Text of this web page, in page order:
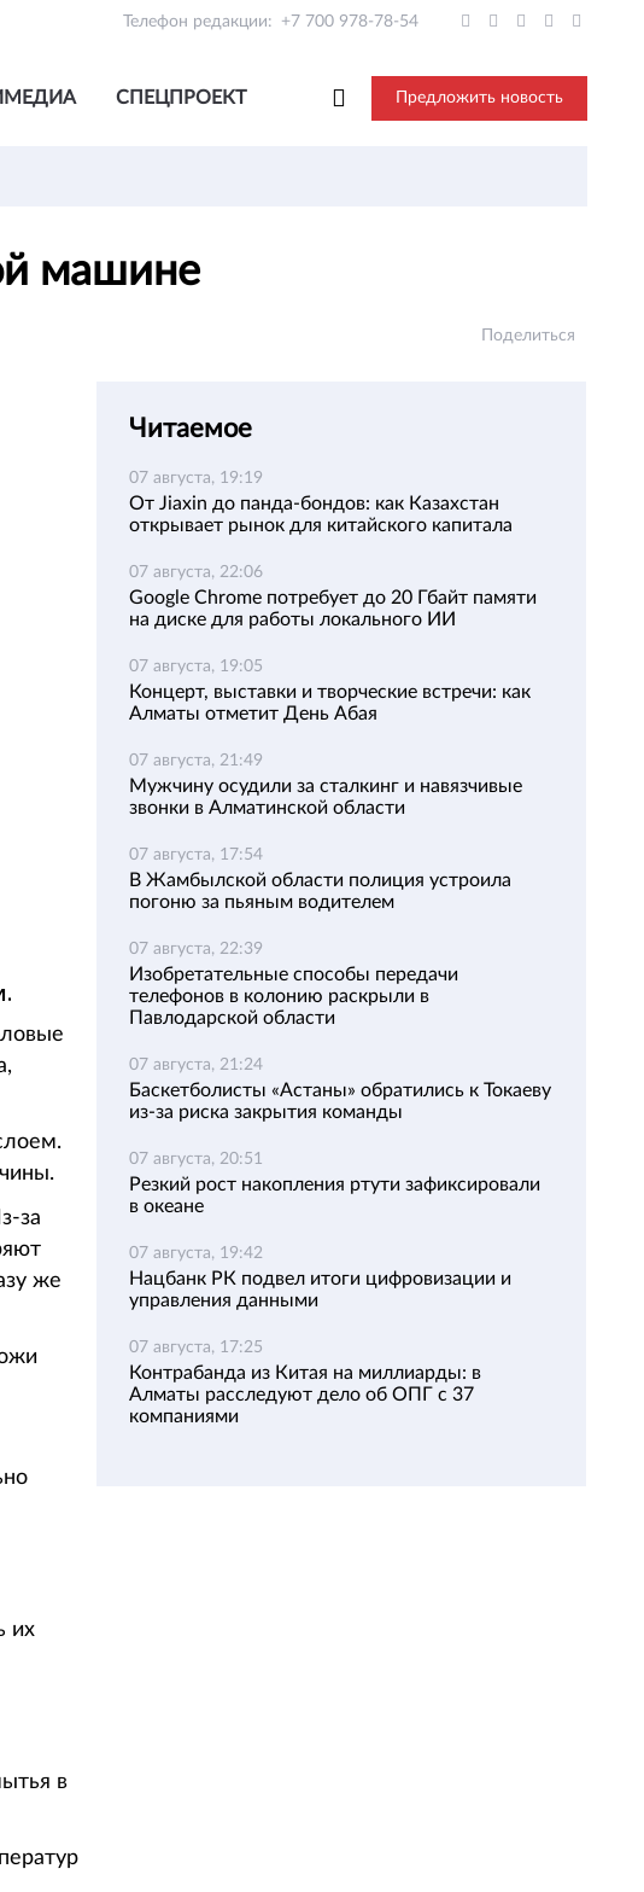
Телефон редакции: +7 700 978-78-54
СПЕЦПРОЕКТ Предложить новость
машине
Поделиться
за
же
их
в
Читаемое
07 августа, 19:19
От Jiaxin до панда-бондов: как Казахстан
открывает рынок для китайского капитала
07 августа, 22:06
Google Chrome потребует до 20 Гбайт памяти
на диске для работы локального ИИ
07 августа, 19:05
Концерт, выставки и творческие встречи: как
Алматы отметит День Абая
07 августа, 21:49
Мужчину осудили за сталкинг и навязчивые
звонки в Алматинской области
07 августа, 17:54
В Жамбылской области полиция устроила
погоню за пьяным водителем
07 августа, 22:39
Изобретательные способы передачи
телефонов в колонию раскрыли в
Павлодарской области
07 августа, 21:24
Баскетболисты «Астаны» обратились к Токаеву
из-за риска закрытия команды
07 августа, 20:51
Резкий рост накопления ртути зафиксировали
в океане
07 августа, 19:42
Нацбанк РК подвел итоги цифровизации и
управления данными
07 августа, 17:25
Контрабанда из Китая на миллиарды: в
Алматы расследуют дело об ОПГ с 37
компаниями